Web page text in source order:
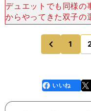
デュエットでも同様の
からやってきた双子の
亭（亭には女ヘンがつ
と蒋文文（ジャン・ウ
身体
前
1
faceboo
k
いいね